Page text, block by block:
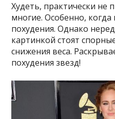
Худеть, практически не
многие. Особенно,
похудения. Однако
картинкой стоят
снижения веса.
похудения звезд!